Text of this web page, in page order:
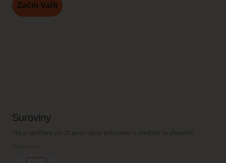
Začni Vařit
Suroviny
Vše je spočítané pro 20 porcí . Uprav počet porcí a množství se přepočítá.